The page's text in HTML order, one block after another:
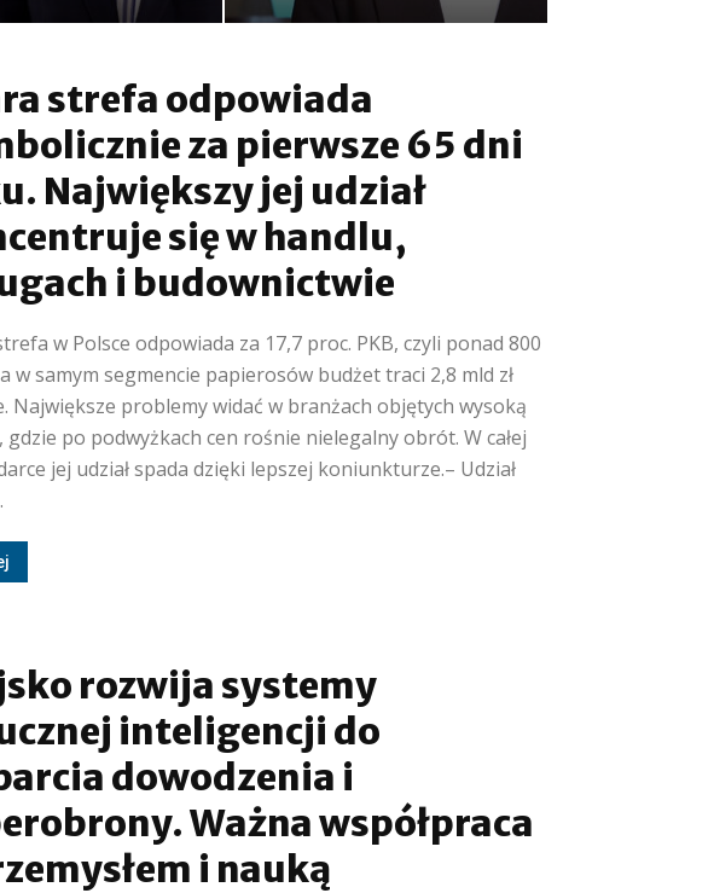
strefa odpowiada
za pierwsze 65 dni
Największy jej udział
się w handlu,
i budownictwie
w Polsce odpowiada za 17,7 proc. PKB, czyli ponad 800
a w samym segmencie papierosów budżet traci 2,8 mld zł
Największe problemy widać w branżach objętych wysoką
gdzie po podwyżkach cen rośnie nielegalny obrót. W całej
jej udział spada dzięki lepszej koniunkturze.– Udział
rozwija systemy
inteligencji do
dowodzenia i
Ważna współpraca
i nauką